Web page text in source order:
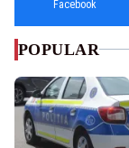
Facebook
POPULAR